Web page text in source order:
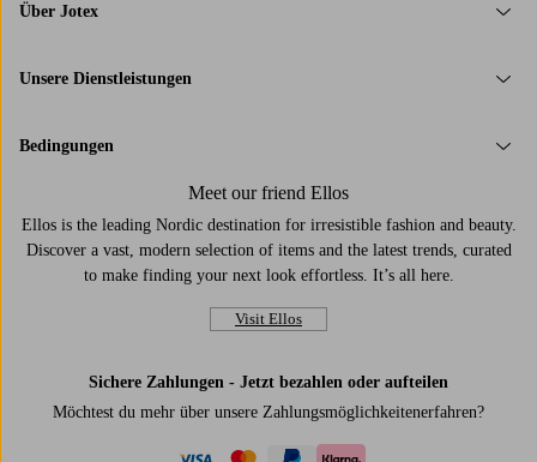
Über Jotex
Unsere Dienstleistungen
Bedingungen
Meet our friend Ellos
Ellos is the leading Nordic destination for irresistible fashion and beauty.
Discover a vast, modern selection of items and the latest trends, curated
to make finding your next look effortless. It’s all here.
Visit Ellos
Sichere Zahlungen - Jetzt bezahlen oder aufteilen
Möchtest du mehr über unsere Zahlungsmöglichkeitenerfahren?